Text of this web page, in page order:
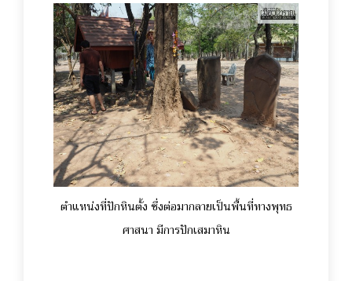
ตำแหน่งที่ปักหินตั้ง ซึ่งต่อมากลายเป็นพื้นที่ทางพุทธ
ศาสนา มีการปักเสมาหิน